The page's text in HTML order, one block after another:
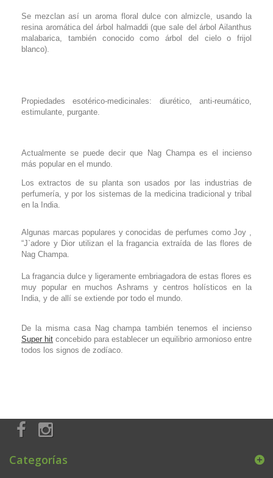
Se mezclan así un aroma floral dulce con almizcle, usando la
resina aromática del árbol halmaddi (que sale del árbol Ailanthus
malabarica, también conocido como árbol del cielo o frijol
blanco).
Propiedades esotérico-medicinales: diurético, anti-reumático,
estimulante, purgante.
Actualmente se puede decir que Nag Champa es el incienso
más popular en el mundo.
Los extractos de su planta son usados por las industrias de
perfumería, y por los sistemas de la medicina tradicional y tribal
en la India.
Algunas marcas populares y conocidas de perfumes como Joy ,
“J`adore y Dior utilizan el la fragancia extraída de las flores de
Nag Champa.
La fragancia dulce y ligeramente embriagadora de estas flores es
muy popular en muchos Ashrams y centros holísticos en la
India, y de allí se extiende por todo el mundo.
De la misma casa Nag champa también tenemos el incienso
Super hit concebido para establecer un equilibrio armonioso entre
todos los signos de zodíaco.
Categorías